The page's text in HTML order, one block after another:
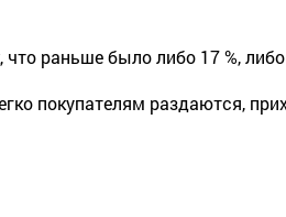
раньше было либо 17 %, либо
покупателям раздаются,